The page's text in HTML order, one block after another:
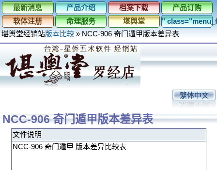
最新消息 产品介绍 档案下载
产品订购
软体注册
命理服务 堪舆堂
"
堪舆堂经销站版本比较 » NCC-906 奇门遁甲版本差异表
繁体中文
NCC-906 奇门遁甲版本差异表
文件说明
NCC-906 奇门遁甲 版本差异比较表